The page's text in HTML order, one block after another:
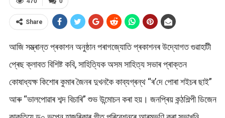
Share
আজি সম্ভ্ৰান্ত প্ৰকাশন অনুষ্ঠান পৰাগজ্যোতি প্ৰকাশনৰ উদ্যোগত গুৱাহাটী
প্ৰেছ ক্লাবত বিশিষ্ট কবি, সাহিত্যিক অসম সাহিত্য সভাৰ প্ৰাক্তন
কোষাধ্যক্ষ কিশোৰ কুমাৰ জৈনৰ দুখনকৈ কাব্যগ্ৰন্থ “ৰ’দে পোৰা শইচৰ ছাই”
আৰু “ভালপোৱাৰ শব্দ বিচাৰি” শুভ উন্মোচন কৰা হয়। জনপ্ৰিয় কন্ঠশিল্পী ডিজেন